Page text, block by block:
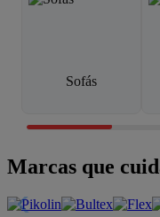
Sofás
Marcas que